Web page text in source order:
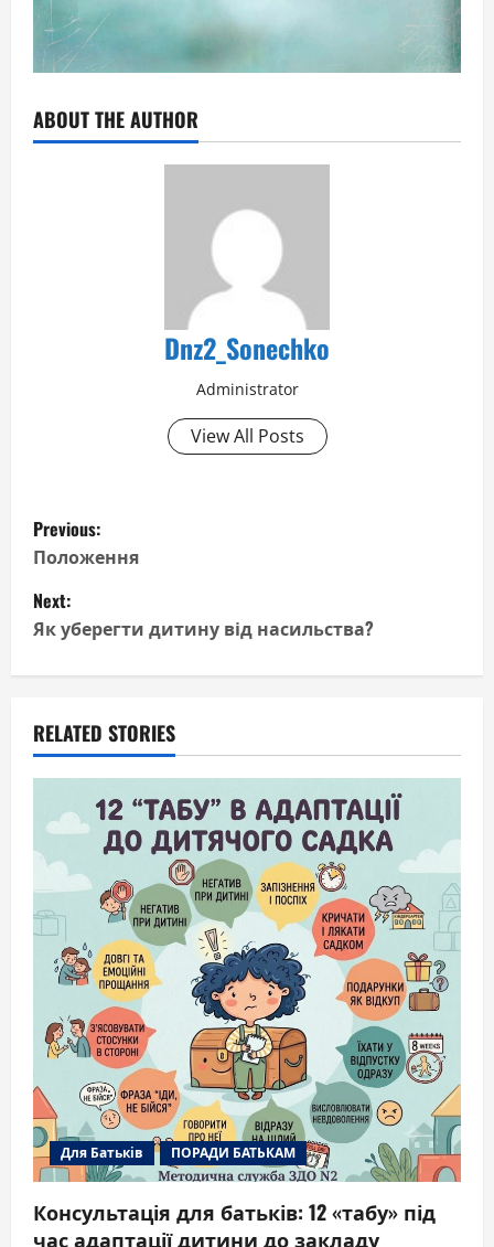
ABOUT THE AUTHOR
Dnz2_Sonechko
Administrator
View All Posts
P
o
s
a
i
g
a
o
n
Previous:
Положення
Next:
Як уберегти дитину від насильства?
RELATED STORIES
Для Батьків ПОРАДИ БАТЬКАМ
Консультація для батьків: 12 «табу» під
час адаптації дитини до закладу